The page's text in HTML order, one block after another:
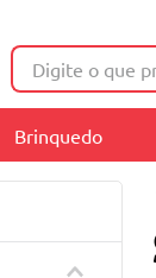
Digite o que
Brinquedo